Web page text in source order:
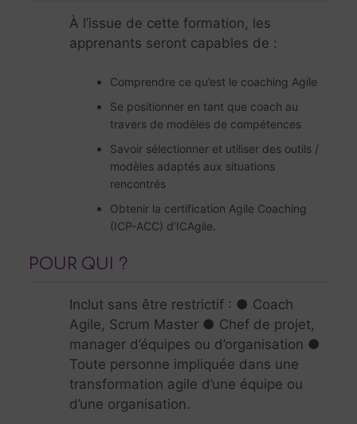
À l’issue de cette formation, les
apprenants seront capables de :
Comprendre ce qu’est le coaching Agile
Se positionner en tant que coach au
travers de modèles de compétences
Savoir sélectionner et utiliser des outils /
modèles adaptés aux situations
rencontrés
Obtenir la certification Agile Coaching
(ICP-ACC) d’ICAgile.
POUR QUI ?
Inclut sans être restrictif : ● Coach
Agile, Scrum Master ● Chef de projet,
manager d’équipes ou d’organisation ●
Toute personne impliquée dans une
transformation agile d’une équipe ou
d’une organisation.